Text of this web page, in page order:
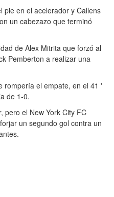
pie en el acelerador y Callens
un cabezazo que terminó
de Alex Mitrita que forzó al
Pemberton a realizar una
rompería el empate, en el 41 '
de 1-0.
pero el New York City FC
un segundo gol contra un